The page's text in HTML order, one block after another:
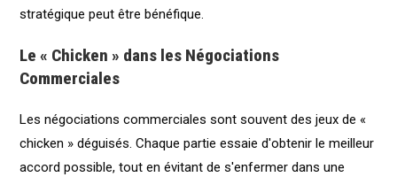
stratégique peut être bénéfique.
Le « Chicken » dans les Négociations
Commerciales
Les négociations commerciales sont souvent des jeux de «
chicken » déguisés. Chaque partie essaie d'obtenir le meilleur
accord possible, tout en évitant de s'enfermer dans une